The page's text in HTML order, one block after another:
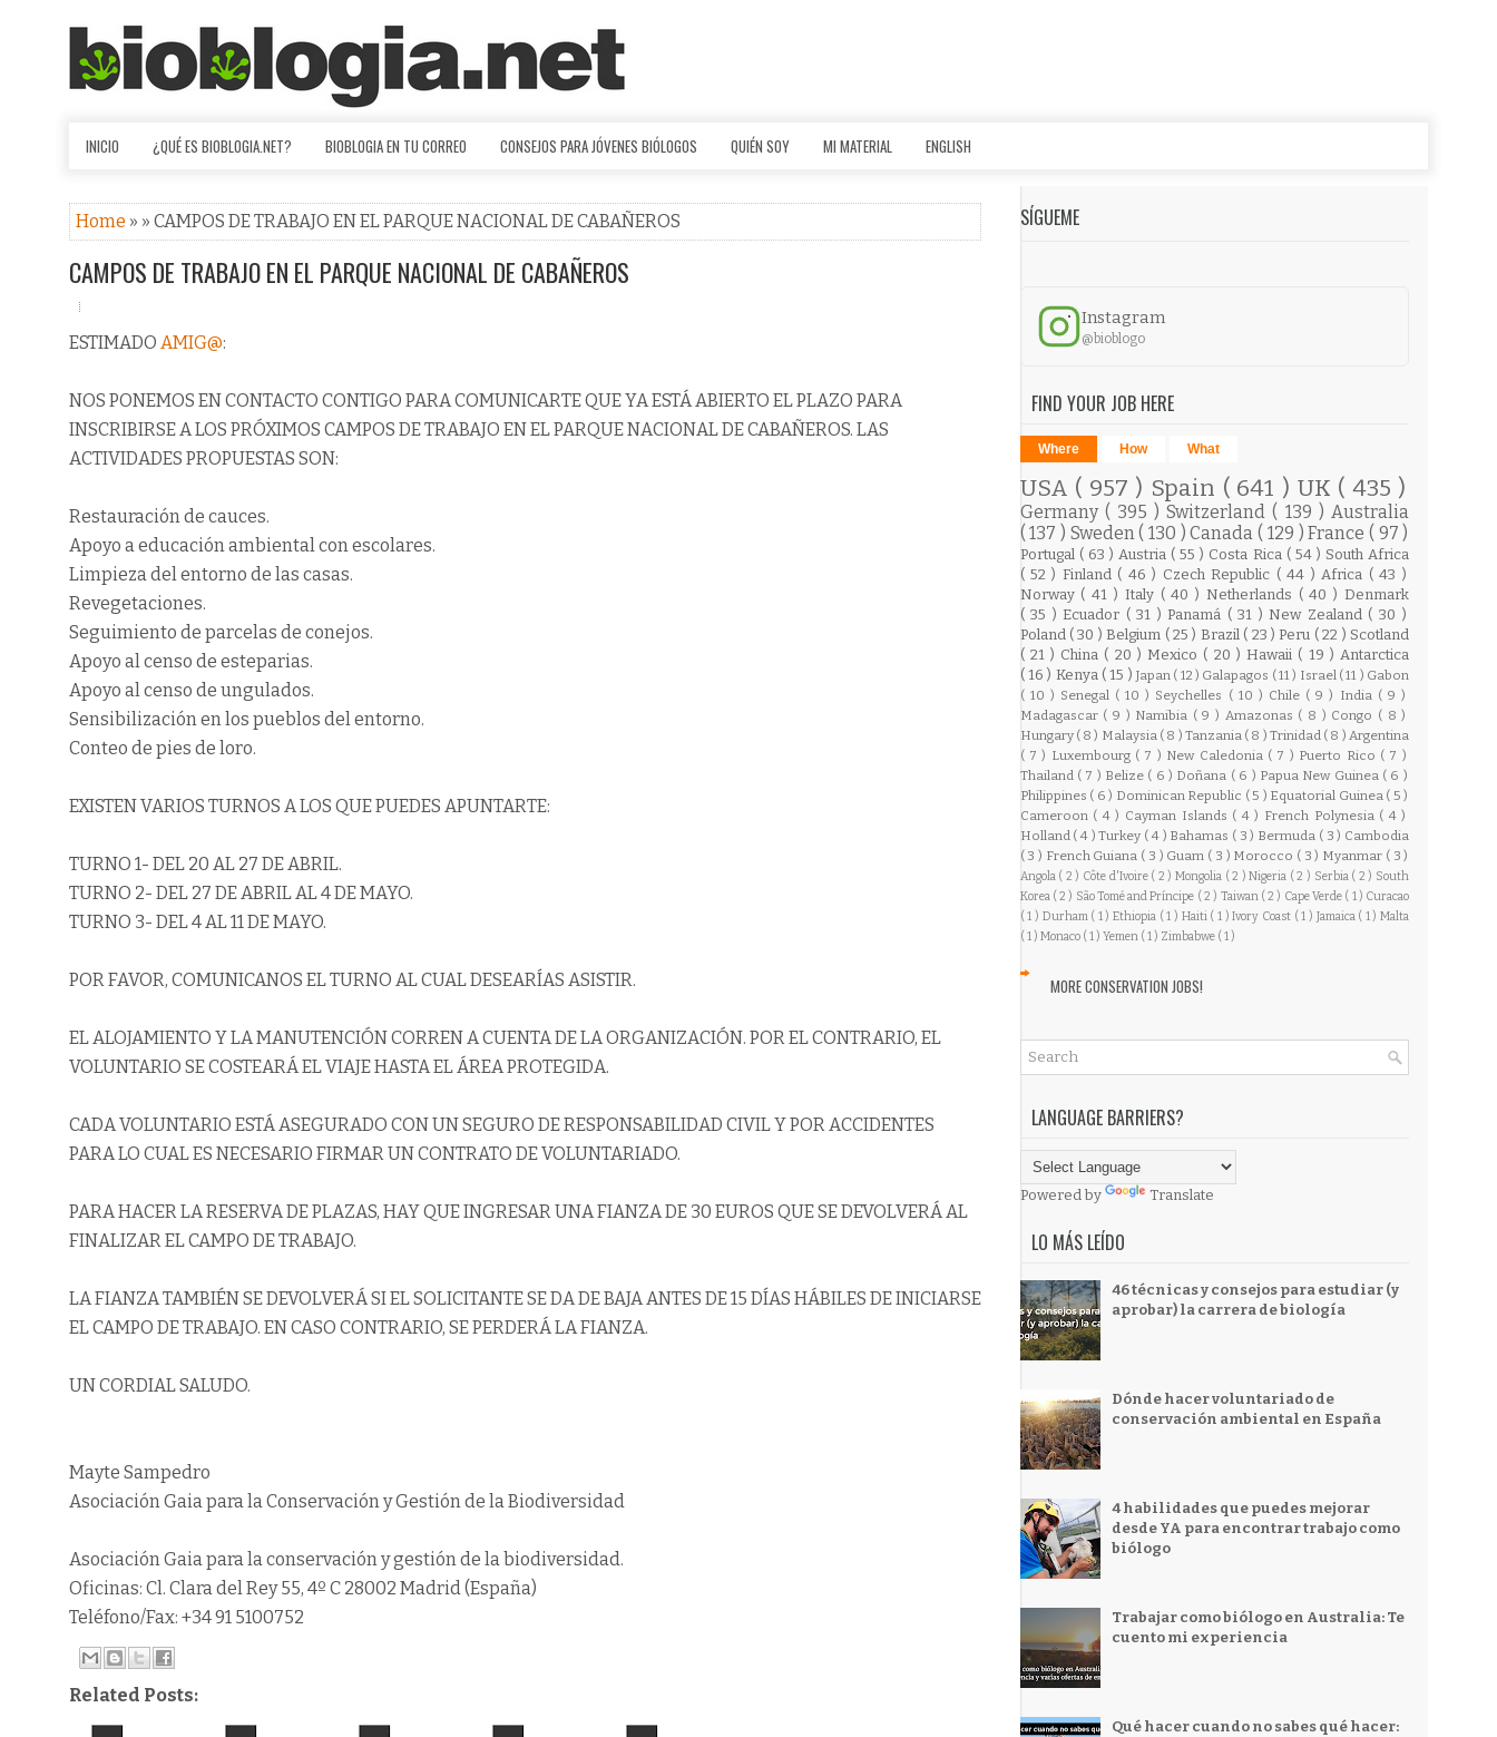
INICIO ¿QUÉ ES BIOBLOGIA.NET? BIOBLOGIA EN TU CORREO CONSEJOS PARA JÓVENES BIÓLOGOS QUIÉN SOY MI MATERIAL ENGLISH
Home » » CAMPOS DE TRABAJO EN EL PARQUE NACIONAL DE CABAÑEROS
CAMPOS DE TRABAJO EN EL PARQUE NACIONAL DE CABAÑEROS
ESTIMADO AMIG@:
NOS PONEMOS EN CONTACTO CONTIGO PARA COMUNICARTE QUE YA ESTÁ ABIERTO EL PLAZO PARA
INSCRIBIRSE A LOS PRÓXIMOS CAMPOS DE TRABAJO EN EL PARQUE NACIONAL DE CABAÑEROS. LAS
ACTIVIDADES PROPUESTAS SON:
Restauración de cauces.
Apoyo a educación ambiental con escolares.
Limpieza del entorno de las casas.
Revegetaciones.
Seguimiento de parcelas de conejos.
Apoyo al censo de esteparias.
Apoyo al censo de ungulados.
Sensibilización en los pueblos del entorno.
Conteo de pies de loro.
EXISTEN VARIOS TURNOS A LOS QUE PUEDES APUNTARTE:
TURNO 1- DEL 20 AL 27 DE ABRIL.
TURNO 2- DEL 27 DE ABRIL AL 4 DE MAYO.
TURNO 3- DEL 4 AL 11 DE MAYO.
POR FAVOR, COMUNICANOS EL TURNO AL CUAL DESEARÍAS ASISTIR.
EL ALOJAMIENTO Y LA MANUTENCIÓN CORREN A CUENTA DE LA ORGANIZACIÓN. POR EL CONTRARIO, EL
VOLUNTARIO SE COSTEARÁ EL VIAJE HASTA EL ÁREA PROTEGIDA.
CADA VOLUNTARIO ESTÁ ASEGURADO CON UN SEGURO DE RESPONSABILIDAD CIVIL Y POR ACCIDENTES
PARA LO CUAL ES NECESARIO FIRMAR UN CONTRATO DE VOLUNTARIADO.
PARA HACER LA RESERVA DE PLAZAS, HAY QUE INGRESAR UNA FIANZA DE 30 EUROS QUE SE DEVOLVERÁ AL
FINALIZAR EL CAMPO DE TRABAJO.
LA FIANZA TAMBIÉN SE DEVOLVERÁ SI EL SOLICITANTE SE DA DE BAJA ANTES DE 15 DÍAS HÁBILES DE INICIARSE
EL CAMPO DE TRABAJO. EN CASO CONTRARIO, SE PERDERÁ LA FIANZA.
UN CORDIAL SALUDO.
Mayte Sampedro
Asociación Gaia para la Conservación y Gestión de la Biodiversidad
Asociación Gaia para la conservación y gestión de la biodiversidad.
Oficinas: Cl. Clara del Rey 55, 4º C 28002 Madrid (España)
Teléfono/Fax: +34 91 5100752
Related Posts:
SÍGUEME
Instagram
@bioblogo
FIND YOUR JOB HERE
Where How What
USA ( 957 ) Spain ( 641 ) UK ( 435 )
Germany ( 395 )Switzerland( 139 )Australia
( 137 ) Sweden( 130 )Canada( 129 )France ( 97 )
Portugal ( 63 ) Austria ( 55 ) Costa Rica ( 54 ) South Africa
( 52 ) Finland ( 46 ) Czech Republic ( 44 )Africa ( 43 )
Norway ( 41 ) Italy ( 40 ) Netherlands ( 40 ) Denmark
( 35 ) Ecuador ( 31 ) Panamá ( 31 ) New Zealand ( 30 )
Poland ( 30 ) Belgium ( 25 ) Brazil ( 23 ) Peru ( 22 ) Scotland
( 21 ) China ( 20 ) Mexico ( 20 ) Hawaii ( 19 )Antarctica
( 16 ) Kenya ( 15 ) Japan ( 12 ) Galapagos ( 11 ) Israel ( 11 ) Gabon
( 10 ) Senegal ( 10 ) Seychelles ( 10 ) Chile ( 9 ) India ( 9 )
Madagascar ( 9 ) Namibia ( 9 ) Amazonas ( 8 ) Congo ( 8 )
Hungary ( 8 ) Malaysia ( 8 ) Tanzania ( 8 ) Trinidad ( 8 )Argentina
( 7 ) Luxembourg ( 7 ) New Caledonia ( 7 ) Puerto Rico ( 7 )
Thailand ( 7 ) Belize ( 6 ) Doñana ( 6 ) Papua New Guinea ( 6 )
Philippines ( 6 ) Dominican Republic ( 5 ) Equatorial Guinea ( 5 )
Cameroon ( 4 ) Cayman Islands ( 4 ) French Polynesia ( 4 )
Holland ( 4 )Turkey ( 4 ) Bahamas ( 3 ) Bermuda ( 3 ) Cambodia
( 3 ) French Guiana ( 3 ) Guam ( 3 ) Morocco ( 3 ) Myanmar ( 3 )
Angola ( 2 ) Côte d'Ivoire ( 2 ) Mongolia ( 2 )Nigeria ( 2 ) Serbia ( 2 ) South
Korea ( 2 ) São Tomé and Príncipe ( 2 ) Taiwan ( 2 ) Cape Verde ( 1 ) Curacao
( 1 ) Durham ( 1 )Ethiopia ( 1 ) Haiti ( 1 )Ivory Coast ( 1 ) Jamaica ( 1 )Malta
( 1 ) Monaco ( 1 ) Yemen ( 1 ) Zimbabwe ( 1 )
MORE CONSERVATION JOBS!
LANGUAGE BARRIERS?
Powered by Translate
LO MÁS LEÍDO
46 técnicas y consejos para estudiar (y
aprobar) la carrera de biología
Dónde hacer voluntariado de
conservación ambiental en España
4 habilidades que puedes mejorar
desde YA para encontrar trabajo como
biólogo
Trabajar como biólogo en Australia: Te
cuento mi experiencia
Qué hacer cuando no sabes qué hacer: